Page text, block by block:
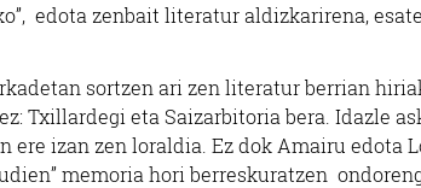
edota zenbait literatur aldizkarirena,
sortzen ari zen literatur berrian
Txillardegi eta Saizarbitoria bera. Idazle
ere izan zen loraldia. Ez dok Amairu edota
memoria hori berreskuratzen